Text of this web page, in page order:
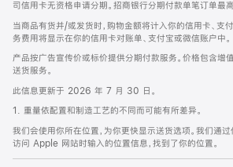
司信用卡无资格申请分期。招商银行分期付款单笔订单
当商品有货并/或发货时，购物金额将计入你的信用卡、支
务费用将显示在你的信用卡对账单、支付宝或微信账户中。
产品按广告宣传价或标价提供分期付款服务。价格包含增
送货服务。
此信息更新于 2026 年 7 月 30 日。
1. 重量依配置和制造工艺的不同而可能有所差异。
我们会使用你所在位置，为你更快显示送货选项。我们通
访问 Apple 网站时输入的位置信息，找到了你的位置。